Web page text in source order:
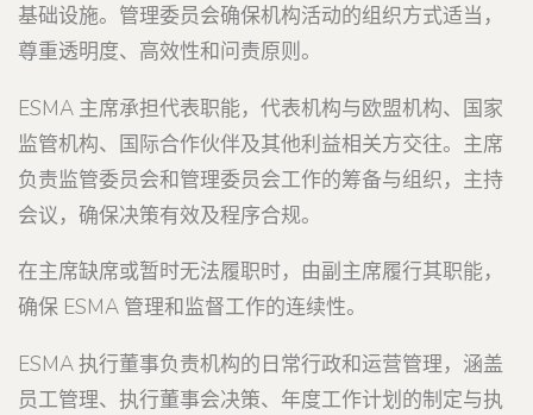
基础设施。管理委员会确保机构活动的组织方式适当，
尊重透明度、高效性和问责原则。
ESMA 主席承担代表职能，代表机构与欧盟机构、国家
监管机构、国际合作伙伴及其他利益相关方交往。主席
负责监管委员会和管理委员会工作的筹备与组织，主持
会议，确保决策有效及程序合规。
在主席缺席或暂时无法履职时，由副主席履行其职能，
确保 ESMA 管理和监督工作的连续性。
ESMA 执行董事负责机构的日常行政和运营管理，涵盖
员工管理、执行董事会决策、年度工作计划的制定与执